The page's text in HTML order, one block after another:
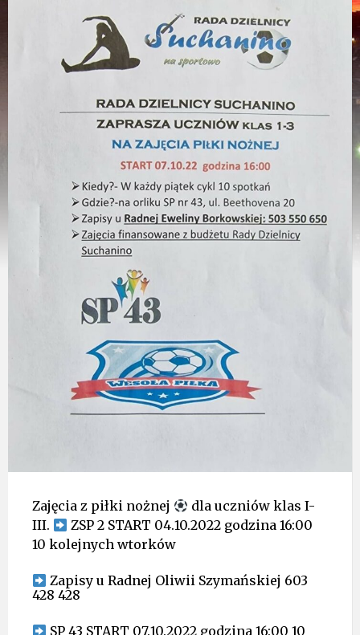
Zajęcia z piłki nożnej
dla uczniów klas I-
III.
ZSP 2 START 04.10.2022 godzina 16:00
10 kolejnych wtorków
Zapisy u Radnej Oliwii Szymańskiej 603
428 428
SP 43 START 07.10.2022 godzina 16:00 10